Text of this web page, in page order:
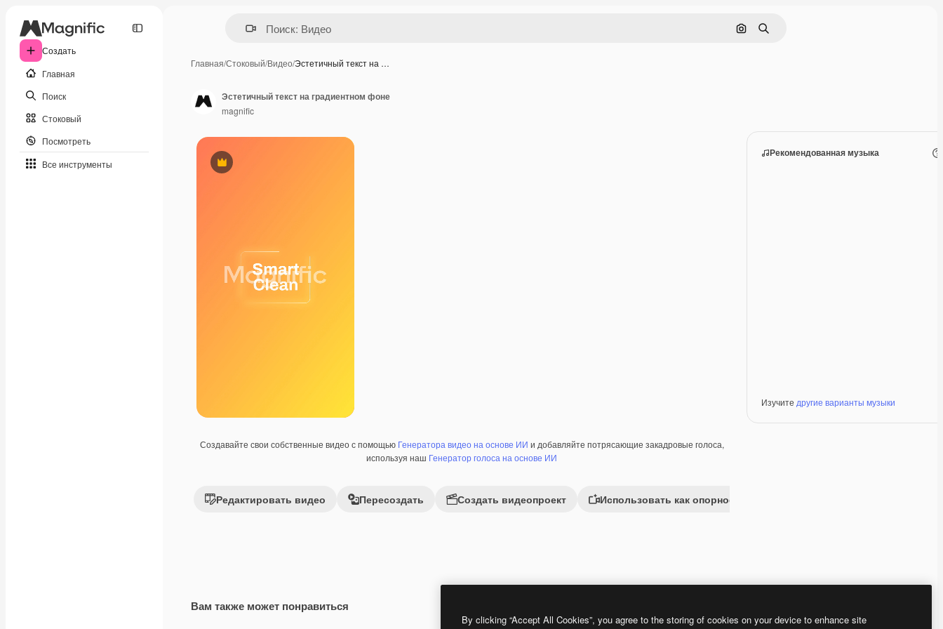
Создать
Главная
Поиск
Стоковый
Посмотреть
Все инструменты
Поиск по изображению
Поиск
Главная/Стоковый/Видео/Эстетичный текст на …
Премиум
Создавайте свои собственные видео с помощью Генератора видео на основе ИИ и добавляйте потрясающие закадровые голоса,
используя наш Генератор голоса на основе ИИ
Редактировать видео Пересоздать Создать видеопроект Использовать как опорное изображение
Рекомендованная музыка
Изучите другие варианты музыки
Эстетичный текст на градиентном фоне
magnific
Вам также может понравиться
Premium
Premium Premium
Premium
By clicking “Accept All Cookies”, you agree to the storing of cookies on your device to enhance site